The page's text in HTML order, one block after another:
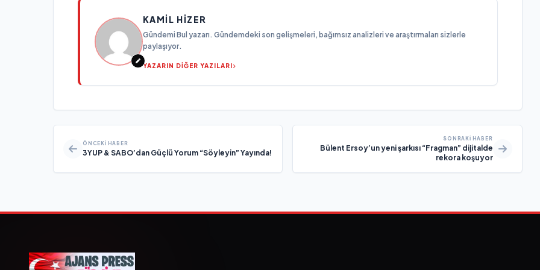
KAMIL HIZER
Gündemi Bul yazarı. Gündemdeki son gelişmeleri, bağımsız analizleri ve araştırmaları sizlerle
paylaşıyor.
YAZARIN DİĞER YAZILARI
ÖNCEKI HABER
3YUP & SABO’dan Güçlü Yorum “Söyleyin” Yayında!
SONRAKI HABER
Bülent Ersoy’un yeni şarkısı “Fragman” dijitalde
rekora koşuyor